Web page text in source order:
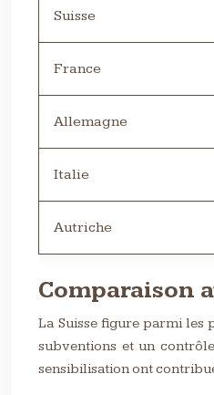
Suisse
France
Allemagne
Italie
Autriche
Comparaison
La Suisse figure parmi les
subventions et un
sensibilisation ont